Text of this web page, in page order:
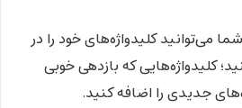
شما می‌توانید کلیدواژه‌های خود را در
کلیدواژه‌هایی که بازدهی خوبی
جدیدی را اضافه کنید.